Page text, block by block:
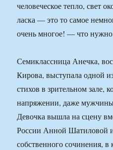
человеческое тепло, свет
ласка — это то самое
очень многое! — что
Семиклассница Анечка,
Кирова, выступала одной
стихов в зрительном зале,
напряжении, даже мужчины
Девочка вышла на сцену
России Анной Шатиловой
собственного сочинения, в